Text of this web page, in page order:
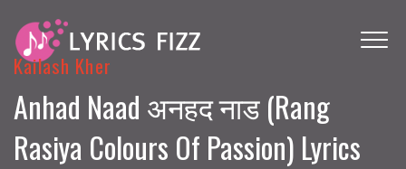
Kailash Kher
Anhad Naad अनहद नाड (Rang
Rasiya Colours Of Passion) Lyrics